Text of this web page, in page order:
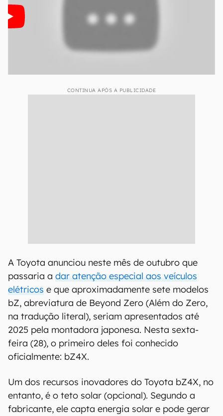
CONTINUA APÓS A PUBLICIDADE
A Toyota anunciou neste mês de outubro que
passaria a dar atenção especial aos veículos
elétricos e que aproximadamente sete modelos
bZ, abreviatura de Beyond Zero (Além do Zero,
na tradução literal), seriam apresentados até
2025 pela montadora japonesa. Nesta sexta-
feira (28), o primeiro deles foi conhecido
oficialmente: bZ4X.
Um dos recursos inovadores do Toyota bZ4X, no
entanto, é o teto solar (opcional). Segundo a
fabricante, ele capta energia solar e pode gerar